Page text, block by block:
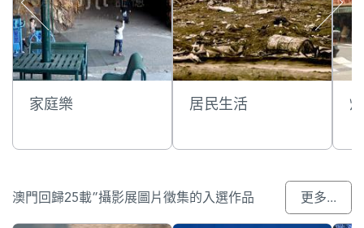
家庭樂 居民生活
澳門回歸25載”攝影展圖片徵集的入選作品 更多...